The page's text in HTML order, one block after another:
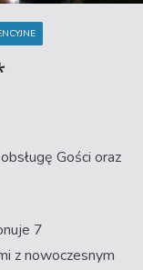
Gości oraz
7
z nowoczesnym